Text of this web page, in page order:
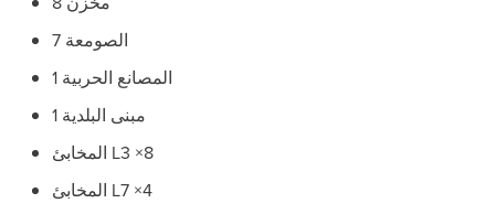
الصومعة 7
المصانع الحربية 1
مبنى البلدية 1
المخابئ L3 ×8
المخابئ L7 ×4